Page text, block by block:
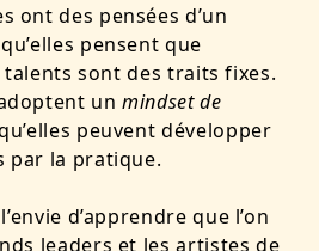
ont des pensées d’un
pensent que
talents sont des traits fixes.
unmindset de
peuvent développer
par la pratique.
d’apprendre que l’on
leaders et les artistes de